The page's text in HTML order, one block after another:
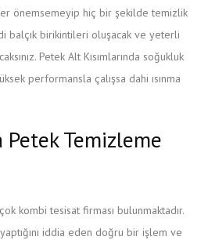
önemsemeyip hiç bir şekilde temizlik
balçık birikintileri oluşacak ve yeterli
Petek Alt Kısımlarında soğukluk
performansla çalışsa dahi ısınma
Temizleme
kombi tesisat firması bulunmaktadır.
iddia eden doğru bir işlem ve